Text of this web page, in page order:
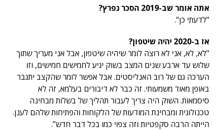
אתה אומר שב-2019 הסכר נפרץ?
"לדעתי כן".
אז ב-2020 יהיה שיטפון?
"לא, לא, אני לא רוצה לומר שיהיה שיטפון, אבל אני מעריך שתוך
שלוש עד ארבע שנים המצב בשוק יגיע לחמישים חמישים, וזו
הערכה גם של רוב האנליסטים. אבל אפשר לומר שהקצב יתגבר
באופן מאוד משמעותי. זה כבר לא דיבורים בעלמא, זה לא
סיסמאות. השוק היה צריך לעבור תהליך של בשלות מבחינה
טכנולוגית ומבחינת המודעות של הלקוחות והפתיחות שלהם לענן.
הייתה הרבה סקפטיות וזה צפוי כמו בכל דבר חדש".